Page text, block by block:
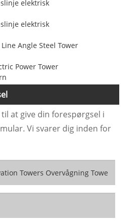
elektrisk
elektrisk
Angle Steel Tower
Power Tower
at give din forespørgsel i
Vi svarer dig inden for